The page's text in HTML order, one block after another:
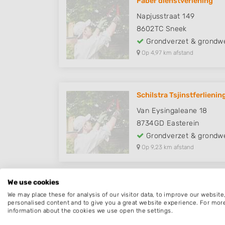
Napjusstraat 149
8602TC Sneek
Grondverzet &
Op 4,97 km afstand
Schilstra
Van Eysingaleane 18
8734GD Easterein
Grondverzet &
Op 9,23 km afstand
Grondverzet
We use cookies
We may place these for analysis of our visitor data, to improve our
personalised content and to give you a great website experience. For
information about the cookies we use open the settings.